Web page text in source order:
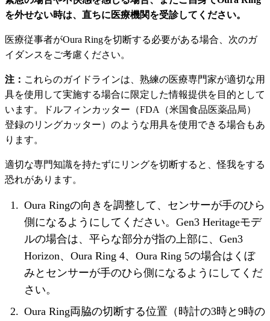
を外せない時は、直ちに医療機関を受診してください。
医療従事者がOura Ringを切断する必要がある場合、次のガ
イダンスをご考慮ください。
注： これらのガイドラインは、熟練の医療専門家が適切な用
具を使用して実施する場合に限定した情報提供を目的として
います。ドルフィンカッター（FDA（米国食品医薬品局）
登録のリングカッター）のような用具を使用できる場合もあ
ります。
適切な専門知識を持たずにリングを切断すると、怪我をする
恐れがあります。
Oura Ringの向きを調整して、センサーが手のひら
側になるようにしてください。Gen3 Heritageモデ
ルの場合は、平らな部分が指の上部に、Gen3
Horizon、Oura Ring 4、Oura Ring 5の場合はくぼ
みとセンサーが手のひら側になるようにしてくだ
さい。
Oura Ring両脇の切断する位置（時計の3時と9時の